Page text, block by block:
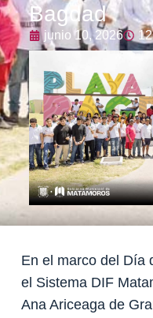
Bagdad
junio 10, 2026
En el marco del Día
el Sistema DIF
Ana Ariceaga de